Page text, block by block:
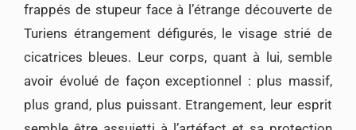
frappés de stupeur face à l’étrange découverte de
Turiens étrangement défigurés, le visage strié de
cicatrices bleues. Leur corps, quant à lui, semble
avoir évolué de façon exceptionnel : plus massif,
plus grand, plus puissant. Etrangement, leur esprit